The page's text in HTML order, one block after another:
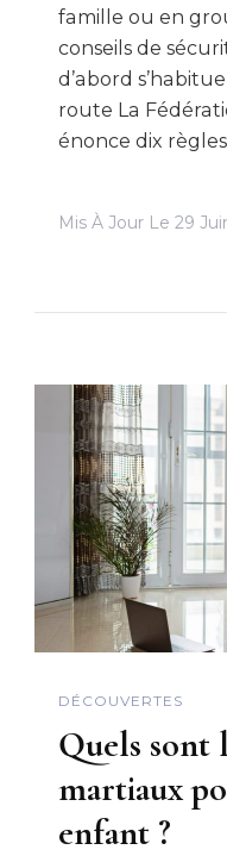
famille ou en
conseils de
d’abord
route La
énonce dix
Mis À Jour Le 29
DÉCOUVERTES
Quels sont
martiaux
enfant ?